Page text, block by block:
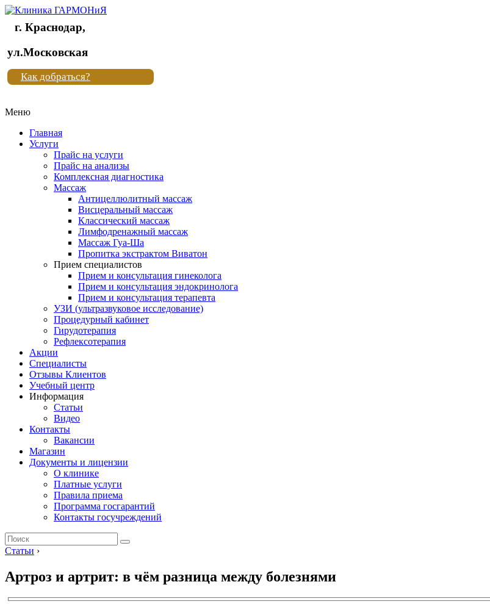
Клиника
"Новая
жизнь"
Клиника
жизнь"
г. Краснодар,
ул.Московская
Как добраться?
Меню
Главная
Услуги
Прайс на услуги
Прайс на анализы
Комплексная диагностика
Массаж
Антицеллюлитный массаж
Висцеральный массаж
Классический массаж
Лимфодренажный массаж
Массаж Гуа-Ша
Пропитка экстрактом Виватон
Прием специалистов
Прием и консультация гинеколога
Прием и консультация эндокринолога
Прием и консультация терапевта
УЗИ (ультразвуковое исследование)
Процедурный кабинет
Гирудотерапия
Рефлексотерапия
Акции
Специалисты
Отзывы Клиентов
Учебный центр
Информация
Статьи
Видео
Контакты
Вакансии
Магазин
Документы и лицензии
О клинике
Платные услуги
Правила приема
Программа госгарантий
Контакты госучреждений
Статьи ›
Артроз и артрит: в чём разница между болезнями